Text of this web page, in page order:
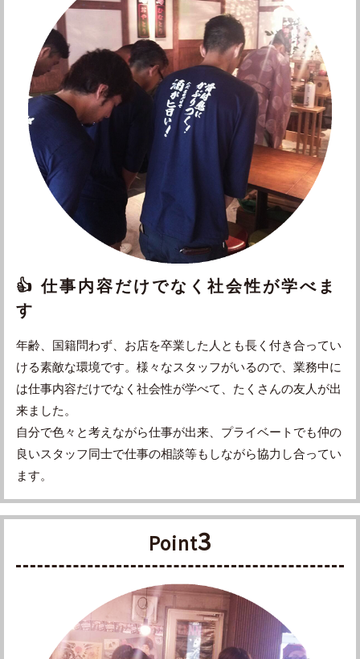
👍 仕事内容だけでなく社会性が学べま
す
年齢、国籍問わず、お店を卒業した人とも長く付き合ってい
ける素敵な環境です。様々なスタッフがいるので、業務中に
は仕事内容だけでなく社会性が学べて、たくさんの友人が出
来ました。
自分で色々と考えながら仕事が出来、プライベートでも仲の
良いスタッフ同士で仕事の相談等もしながら協力し合ってい
ます。
Point3